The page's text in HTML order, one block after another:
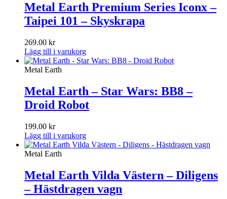
Metal Earth Premium Series Iconx –
Taipei 101 – Skyskrapa
269.00 kr
Lägg till i varukorg
Metal Earth
Metal Earth – Star Wars: BB8 –
Droid Robot
199.00 kr
Lägg till i varukorg
Metal Earth
Metal Earth Vilda Västern – Diligens
– Hästdragen vagn